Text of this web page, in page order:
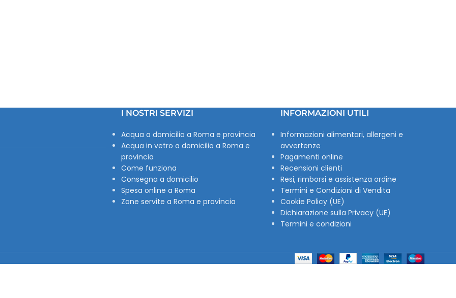
I NOSTRI SERVIZI
Acqua a domicilio a Roma e provincia
Acqua in vetro a domicilio a Roma e
provincia
Come funziona
Consegna a domicilio
Spesa online a Roma
Zone servite a Roma e provincia
INFORMAZIONI UTILI
Informazioni alimentari, allergeni e
avvertenze
Pagamenti online
Recensioni clienti
Resi, rimborsi e assistenza ordine
Termini e Condizioni di Vendita
Cookie Policy (UE)
Dichiarazione sulla Privacy (UE)
Termini e condizioni